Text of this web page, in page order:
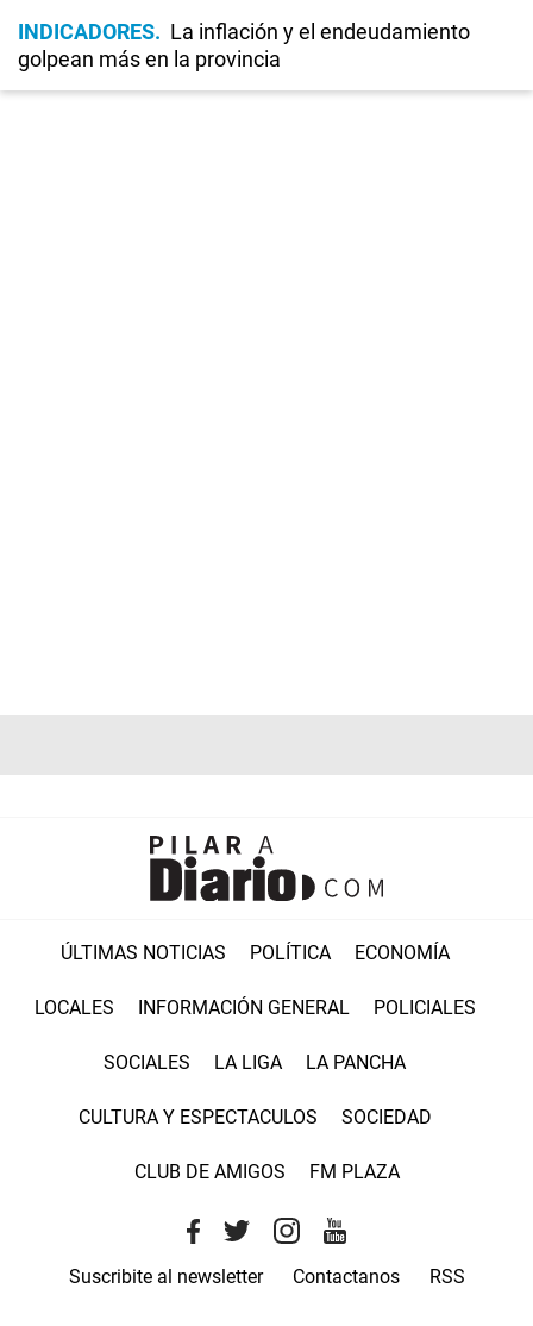
INDICADORES
La inflación y el endeudamiento
golpean más en la provincia
ÚLTIMAS NOTICIAS POLÍTICA ECONOMÍA
LOCALES INFORMACIÓN GENERAL POLICIALES
SOCIALES LA LIGA LA PANCHA
CULTURA Y ESPECTACULOS SOCIEDAD
CLUB DE AMIGOS FM PLAZA
Suscribite al newsletter Contactanos RSS